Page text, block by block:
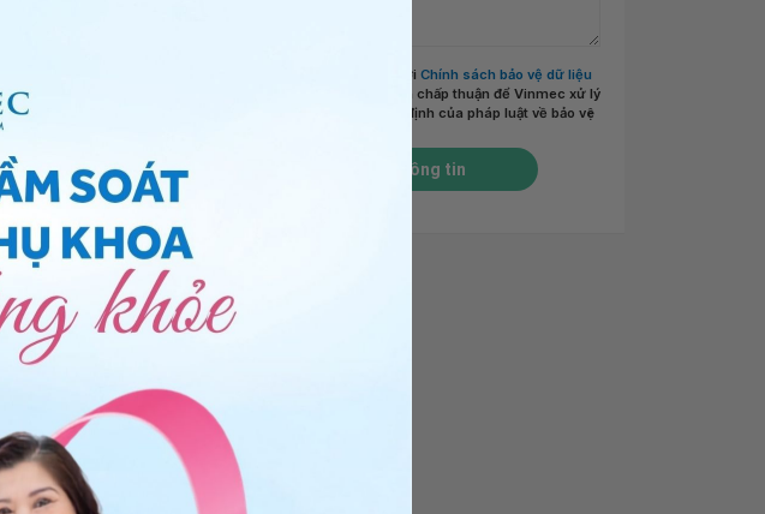
VỤ
quản lý, theo dõi
Chia sẻ
Tôi đã đọc và đồng ý với Chính sách bảo vệ dữ liệu
và chấp thuận để Vinmec xử lý
DLCN của tôi theo quy định của pháp luật về bảo vệ
Gửi thông tin